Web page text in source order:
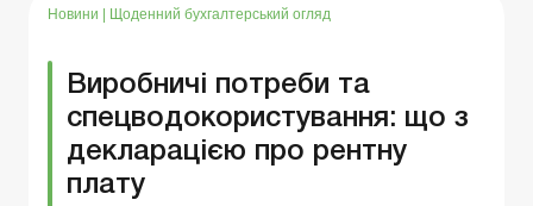
Новини Щоденний бухгалтерський огляд
Виробничі потреби та
спецводокористування: що з
декларацією про рентну
плату